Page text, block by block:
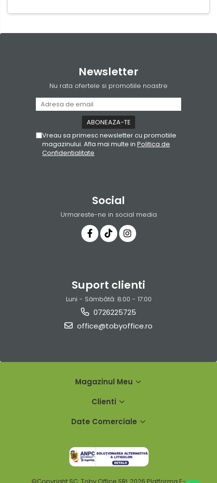
Newsletter
Nu rata ofertele si promotiile noastre
Vreau sa primesc newsletter cu promotiile
magazinului. Afla mai multe in Politica de
Confidentialitate
Social
Urmareste-ne in social media
Suport clienti
Luni - Sâmbătă: 8:00 - 17:00
0726225725
office@tobyoffice.ro
Magazinul Meu
Clienti
Date Comerciale